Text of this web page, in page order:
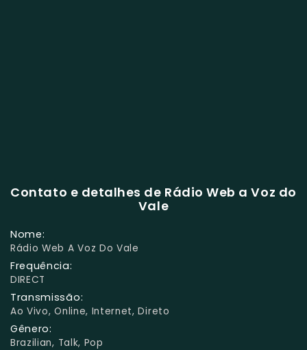
Contato e detalhes de Rádio Web a Voz do
Vale
Nome:
Rádio Web A Voz Do Vale
Frequência:
DIRECT
Transmissão:
Ao Vivo, Online, Internet, Direto
Gênero:
Brazilian, Talk, Pop